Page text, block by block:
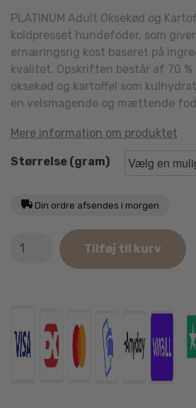
PLATINUM Adult Oksekød og
koldpresset hundefoder, som
ernæringsrig kost baseret på
kvalitet. Opskriften består af 70
oksekød og kartoffel som
en velsmagende og mættende
Mere information om produktet
Størrelse (gram)
Din ordre afsendes i morgen
Adult
Tilføj til kurv